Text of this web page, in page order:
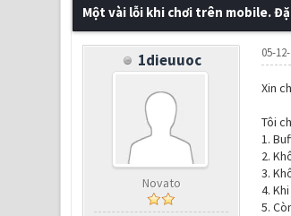
Một vài lỗi khi chơi trên mobile.
1dieuuoc
Novato
05-
Xin
Tôi
1.
2.
3.
4.
5.